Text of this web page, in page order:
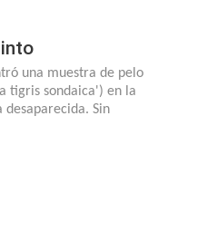
una muestra de pelo
tigris sondaica') en la
desaparecida. Sin